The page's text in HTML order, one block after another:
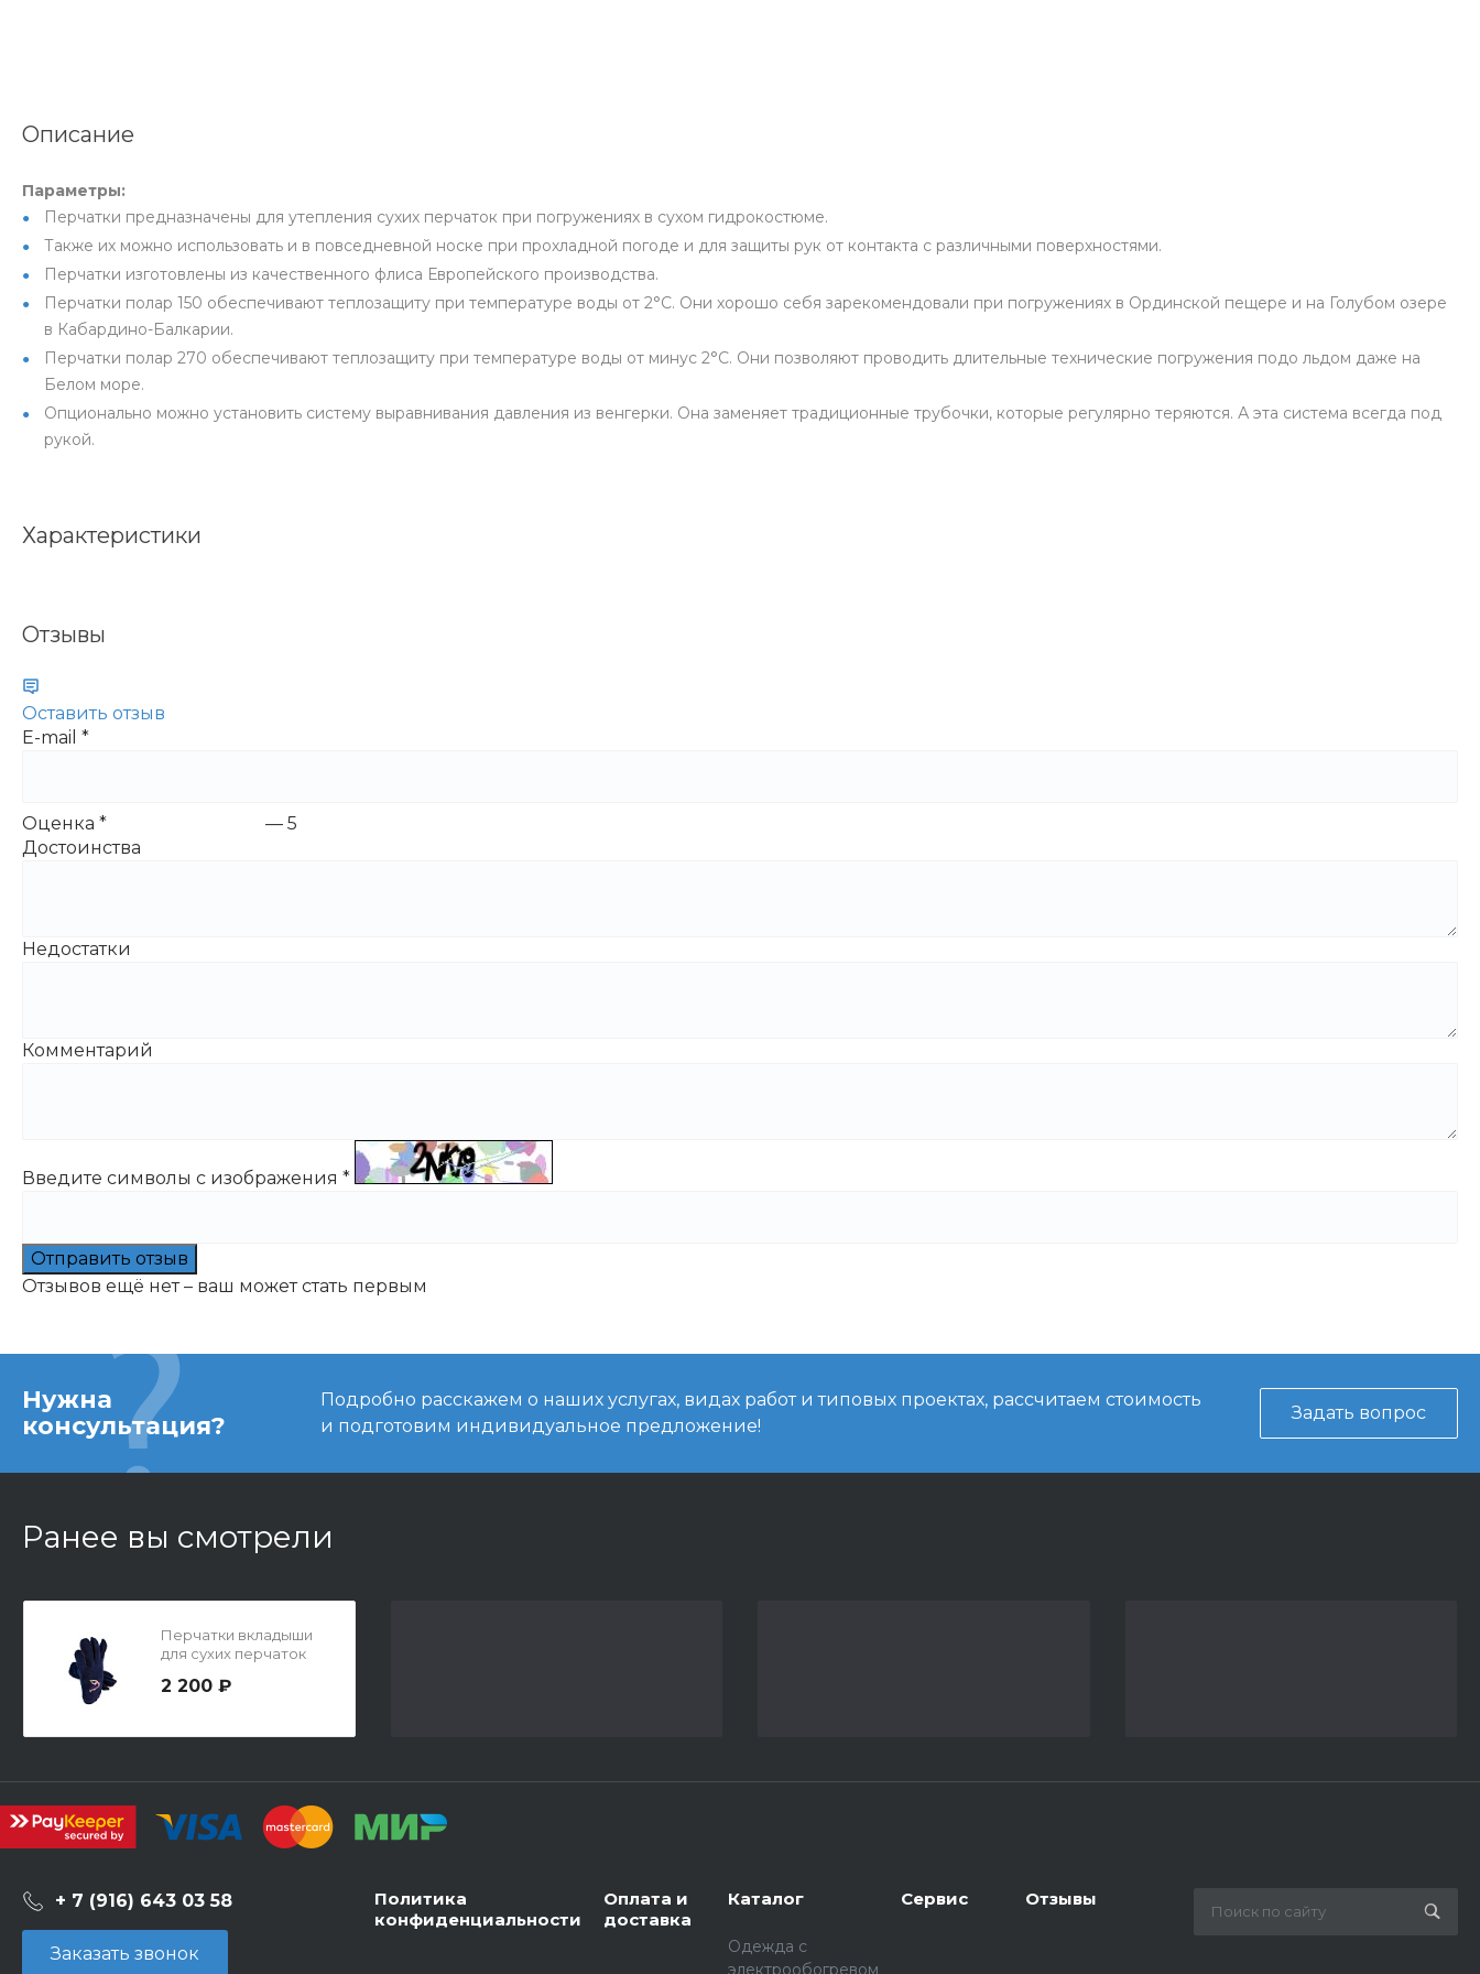
Описание
Параметры:
Перчатки предназначены для утепления сухих перчаток при погружениях в сухом гидрокостюме.
Также их можно использовать и в повседневной носке при прохладной погоде и для защиты рук от контакта с различными поверхностями.
Перчатки изготовлены из качественного флиса Европейского производства.
Перчатки полар 150 обеспечивают теплозащиту при температуре воды от 2°С. Они хорошо себя зарекомендовали при погружениях в Ординской пещере и на Голубом озере
в Кабардино-Балкарии.
Перчатки полар 270 обеспечивают теплозащиту при температуре воды от минус 2°С. Они позволяют проводить длительные технические погружения подо льдом даже на
Белом море.
Опционально можно установить систему выравнивания давления из венгерки. Она заменяет традиционные трубочки, которые регулярно теряются. А эта система всегда под
рукой.
Характеристики
Отзывы
Оставить отзыв
E-mail *
Оценка * — 5
Достоинства
Недостатки
Комментарий
Введите символы с изображения *
Отправить отзыв
Отзывов ещё нет – ваш может стать первым
Нужна
консультация?
Подробно расскажем о наших услугах, видах работ и типовых проектах, рассчитаем стоимость
и подготовим индивидуальное предложение!
Задать вопрос
Ранее вы смотрели
Перчатки вкладыши
для сухих перчаток
2 200 ₽
+ 7 (916) 643 03 58
Заказать звонок
Политика
конфиденциальности
Оплата и
доставка
Каталог
Одежда с
электрообогревом
Сервис Отзывы